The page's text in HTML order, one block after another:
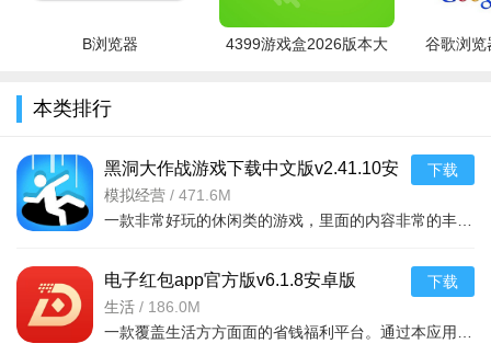
B浏览器
4399游戏盒2026版本大
谷歌浏览
本类排行
黑洞大作战游戏下载中文版v2.41.10安
卓版
模拟经营 / 471.6M
下载
电子红包app官方版v6.1.8安卓版
生活 / 186.0M
下载